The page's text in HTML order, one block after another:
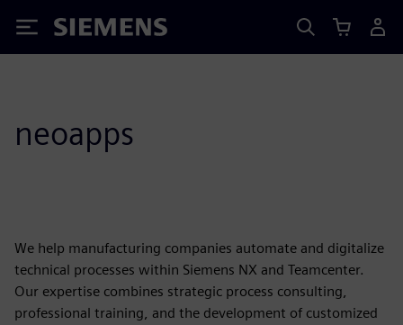
Siemens
neoapps
We help manufacturing companies automate and digitalize
technical processes within Siemens NX and Teamcenter.
Our expertise combines strategic process consulting,
professional training, and the development of customized